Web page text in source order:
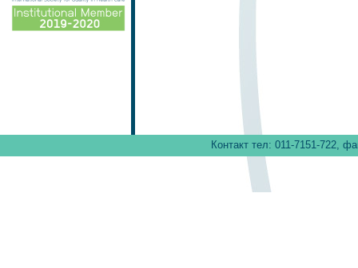
Контакт тел: 011-7151-722,